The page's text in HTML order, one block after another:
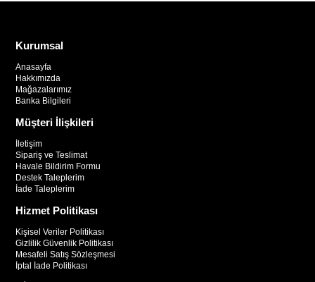
Kurumsal
Anasayfa
Hakkımızda
Mağazalarımız
Banka Bilgileri
Müşteri İlişkileri
İletişim
Sipariş ve Teslimat
Havale Bildirim Formu
Destek Taleplerim
İade Taleplerim
Hizmet Politikası
Kişisel Veriler Politikası
Gizlilik Güvenlik Politikası
Mesafeli Satış Sözleşmesi
İptal İade Politikası